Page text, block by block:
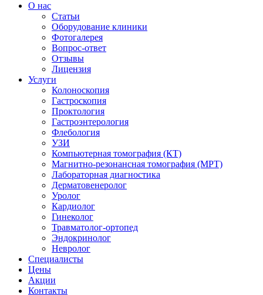
О нас
Статьи
Оборудование клиники
Фотогалерея
Вопрос-ответ
Отзывы
Лицензия
Услуги
Колоноскопия
Гастроскопия
Проктология
Гастроэнтерология
Флебология
УЗИ
Компьютерная томография (КТ)
Магнитно-резонансная томография (МРТ)
Лабораторная диагностика
Дерматовенеролог
Уролог
Кардиолог
Гинеколог
Травматолог-ортопед
Эндокринолог
Невролог
Специалисты
Цены
Акции
Контакты